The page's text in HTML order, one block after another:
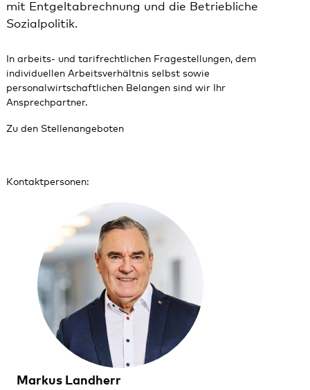
mit Entgeltabrechnung und die Betriebliche
Sozialpolitik.
In arbeits- und tarifrechtlichen Fragestellungen, dem
individuellen Arbeitsverhältnis selbst sowie
personalwirtschaftlichen Belangen sind wir Ihr
Ansprechpartner.
Zu den Stellenangeboten
Kontaktpersonen:
Markus Landherr